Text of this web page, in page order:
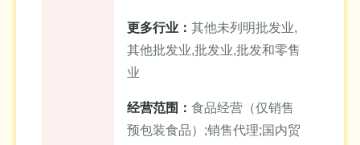
更多行业： 其他未列明批发业,
其他批发业,批发业,批发和零售
业
经营范围： 食品经营（仅销售
预包装食品）;销售代理;国内贸